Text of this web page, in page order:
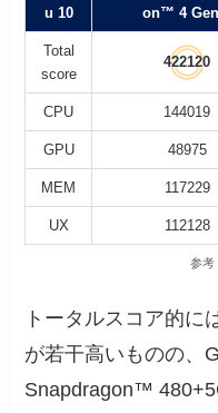
u 10
on™ 4
Total
score
422120
CPU 144019
GPU 48975
MEM 117229
UX 112128
参考
トータルスコア的に
が若干高いものの、
Snapdragon™